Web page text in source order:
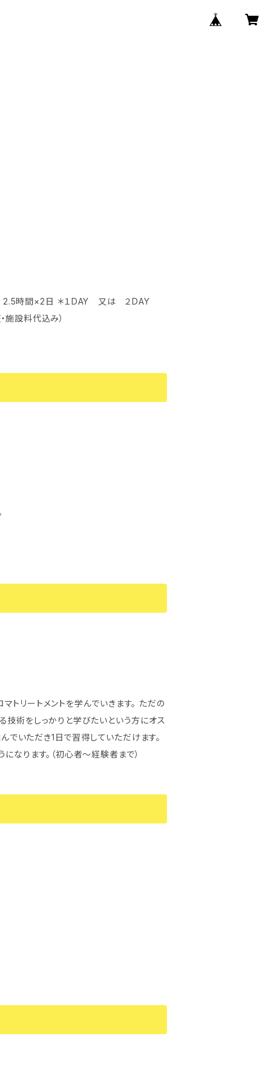
2.5時間×2日 ＊１DAY 又は ２DAY
証・施設料代込み）
リートメントを学んでいきます。 ただの
技術をしっかりと学びたいという方にオス
んでいただき1日で習得していただけます。
なります。（初心者～経験者まで）